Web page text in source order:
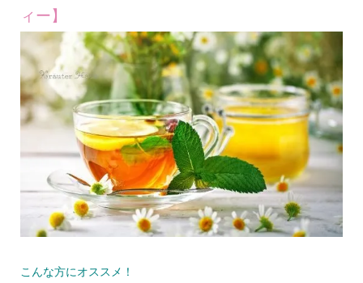
ィー】
こんな方にオススメ！